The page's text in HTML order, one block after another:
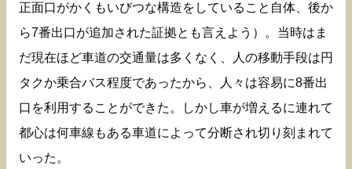
正面口がかくもいびつな構造をしていること自体、後か
ら7番出口が追加された証拠とも言えよう）。当時はま
だ現在ほど車道の交通量は多くなく、人の移動手段は円
タクか乗合バス程度であったから、人々は容易に8番出
口を利用することができた。しかし車が増えるに連れて
都心は何車線もある車道によって分断され切り刻まれて
いった。